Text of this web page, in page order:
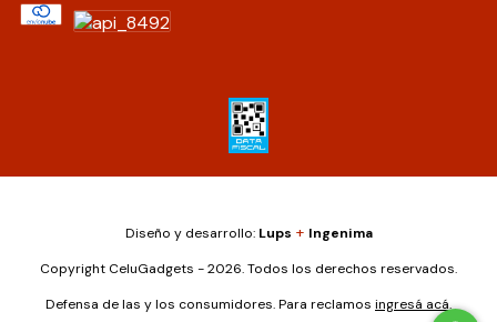
Diseño y desarrollo: Lups + Ingenima
Copyright CeluGadgets - 2026. Todos los derechos reservados.
Defensa de las y los consumidores. Para reclamos ingresá acá.